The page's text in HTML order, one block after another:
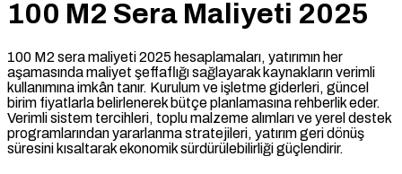
100 M2 Sera Maliyeti 2025
100 M2 sera maliyeti 2025 hesaplamaları, yatırımın her
aşamasında maliyet şeffaflığı sağlayarak kaynakların verimli
kullanımına imkân tanır. Kurulum ve işletme giderleri, güncel
birim fiyatlarla belirlenerek bütçe planlamasına rehberlik eder.
Verimli sistem tercihleri, toplu malzeme alımları ve yerel destek
programlarından yararlanma stratejileri, yatırım geri dönüş
süresini kısaltarak ekonomik sürdürülebilirliği güçlendirir.